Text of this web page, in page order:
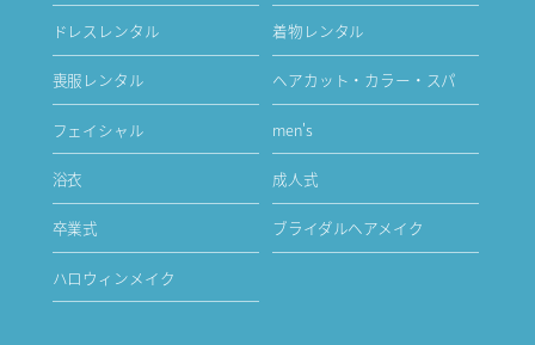
ドレスレンタル 着物レンタル
喪服レンタル ヘアカット・カラー・スパ
フェイシャル men's
浴衣 成人式
卒業式 ブライダルヘアメイク
ハロウィンメイク